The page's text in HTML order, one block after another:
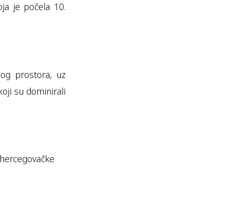
je počela 10.
prostora, uz
su dominirali